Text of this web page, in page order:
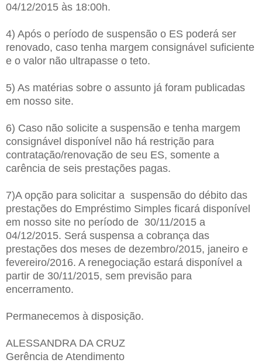
04/12/2015 às 18:00h.
4) Após o período de suspensão o ES poderá ser
renovado, caso tenha margem consignável suficiente
e o valor não ultrapasse o teto.
5) As matérias sobre o assunto já foram publicadas
em nosso site.
6) Caso não solicite a suspensão e tenha margem
consignável disponível não há restrição para
contratação/renovação de seu ES, somente a
carência de seis prestações pagas.
7)A opção para solicitar a suspensão do débito das
prestações do Empréstimo Simples ficará disponível
em nosso site no período de 30/11/2015 a
04/12/2015. Será suspensa a cobrança das
prestações dos meses de dezembro/2015, janeiro e
fevereiro/2016. A renegociação estará disponível a
partir de 30/11/2015, sem previsão para
encerramento.
Permanecemos à disposição.
ALESSANDRA DA CRUZ
Gerência de Atendimento